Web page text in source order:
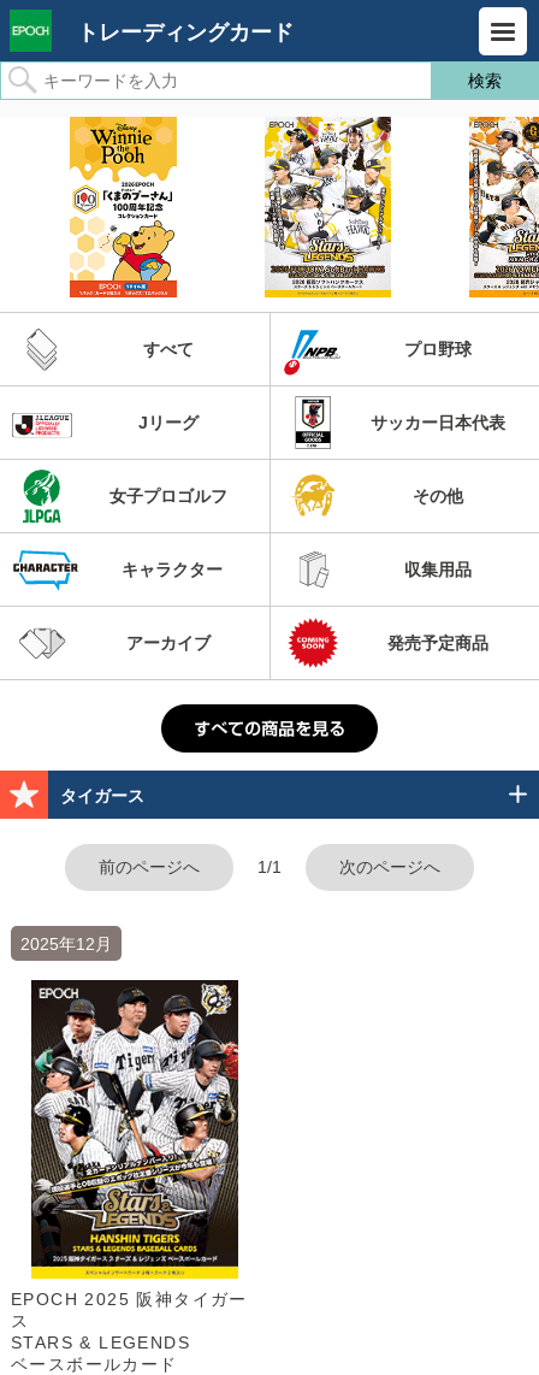
トレーディングカード
すべて プロ野球
Jリーグ サッカー日本代表
女子プロゴルフ その他
キャラクター 収集用品
アーカイブ 発売予定商品
タイガース
前のページへ 1/1 次のページへ
2025年12月
EPOCH 2025 阪神タイガー
ス
STARS & LEGENDS
ベースボールカード